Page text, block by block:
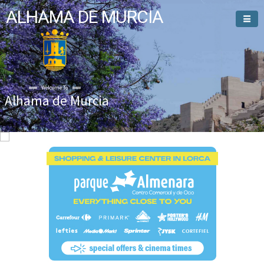
ALHAMA DE MURCIA
Welcome To
Alhama de Murcia